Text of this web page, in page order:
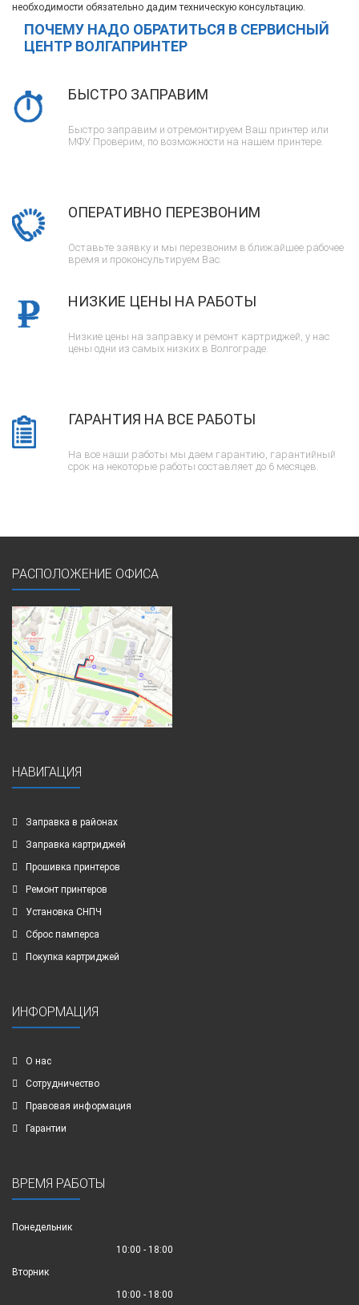
необходимости обязательно дадим техническую консультацию.
ПОЧЕМУ НАДО ОБРАТИТЬСЯ В СЕРВИСНЫЙ
ЦЕНТР ВОЛГАПРИНТЕР
БЫСТРО ЗАПРАВИМ
Быстро заправим и отремонтируем Ваш принтер или
МФУ. Проверим, по возможности на нашем принтере.
ОПЕРАТИВНО ПЕРЕЗВОНИМ
Оставьте заявку и мы перезвоним в ближайшее рабочее
время и проконсультируем Вас.
НИЗКИЕ ЦЕНЫ НА РАБОТЫ
Низкие цены на заправку и ремонт картриджей, у нас
цены одни из самых низких в Волгограде.
ГАРАНТИЯ НА ВСЕ РАБОТЫ
На все наши работы мы даем гарантию, гарантийный
срок на некоторые работы составляет до 6 месяцев.
РАСПОЛОЖЕНИЕ ОФИСА
НАВИГАЦИЯ
Заправка в районах
Заправка картриджей
Прошивка принтеров
Ремонт принтеров
Установка СНПЧ
Сброс памперса
Покупка картриджей
ИНФОРМАЦИЯ
О нас
Сотрудничество
Правовая информация
Гарантии
ВРЕМЯ РАБОТЫ
Понедельник
10:00 - 18:00
Вторник
10:00 - 18:00